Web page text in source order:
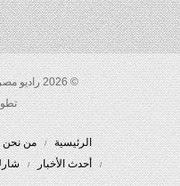
© 2026 راديو
تطوير
الرئيسية من نحن
أحدث الأخبار
شارك